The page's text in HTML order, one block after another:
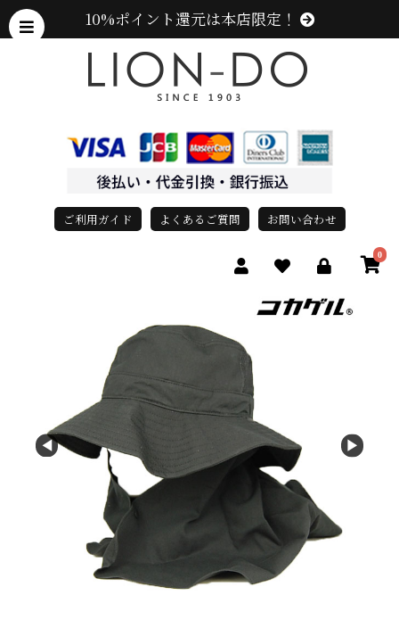
10%ポイント還元は本店限定！
ご利用ガイド よくあるご質問 お問い合わせ
0